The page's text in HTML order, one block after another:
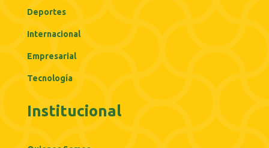
Deportes
Internacional
Empresarial
Tecnología
Institucional